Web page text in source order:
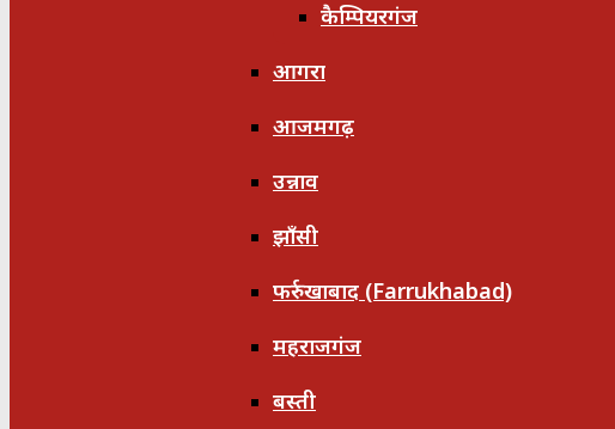
कैम्पियरगंज
आगरा
आजमगढ़
उन्नाव
झाँसी
फर्रुखाबाद (Farrukhabad)
महराजगंज
बस्ती